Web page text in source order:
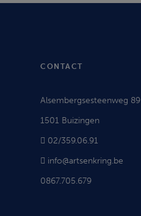
CONTACT
Alsembergsesteenweg 89
1501 Buizingen
02/359.06.91
info@artsenkring.be
0867.705.679